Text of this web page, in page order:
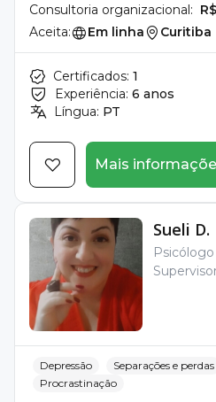
Consultoria organizacional:
Aceita:
Em linha Curitiba
Certificados: 1
Experiência: 6 anos
Língua: PT
Mais
Sueli D.
Psicólogo
Depressão Separações e perdas
Procrastinação